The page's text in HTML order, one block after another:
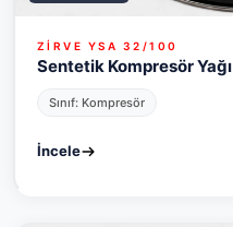
ZİRVE YSA 32/100
Sentetik Kompresör Yağı
Sınıf: Kompresör
İncele